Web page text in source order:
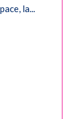
la...